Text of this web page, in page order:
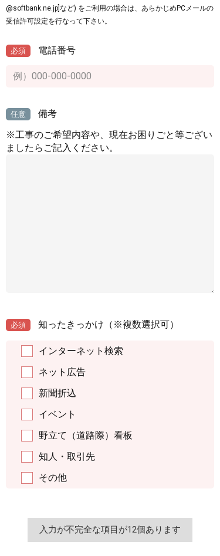
@softbank.ne.jp]など) をご利用の場合は、あらかじめPCメールの
受信許可設定を行なって下さい。
必須 電話番号
任意
備考
※工事のご希望内容や、現在お困りごと等ござい
ましたらご記入ください。
必須 知ったきっかけ （※複数選択可）
インターネット検索
ネット広告
新聞折込
イベント
野立て（道路際）看板
知人・取引先
その他